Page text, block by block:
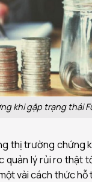
khi gặp trạng thái
thị trường chứng
quản lý rủi ro thật
vài cách thức hỗ